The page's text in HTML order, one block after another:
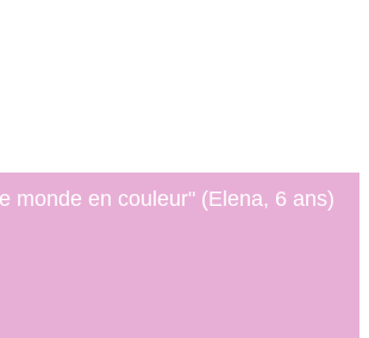
monde en couleur" (Elena, 6 ans)